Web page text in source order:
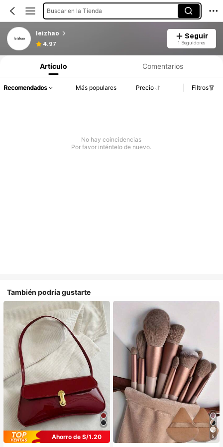
Buscar en la Tienda
leizhao
4.97
Seguir
1 Seguidores
Artículo Comentarios
Recomendados Más populares Precio Filtros
No hay coincidencias
Por favor inténtelo de nuevo.
También podría gustarte
Ahorro de S/1.20
5